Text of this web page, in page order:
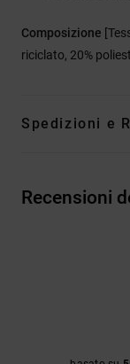
Composizione
riciclato, 20%
Spedizioni e
Recensioni